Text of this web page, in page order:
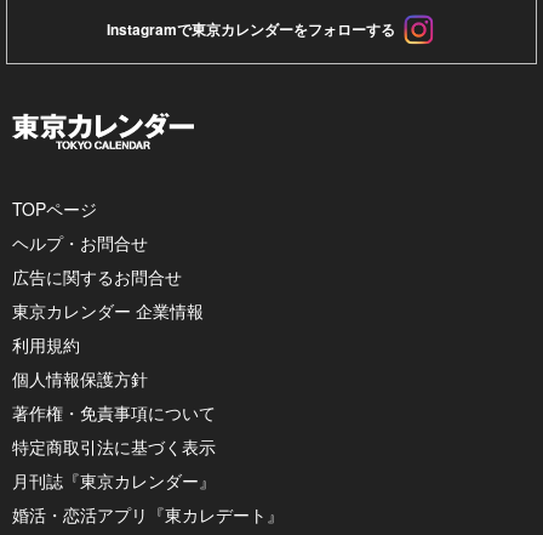
Instagramで東京カレンダーをフォローする
TOPページ
ヘルプ・お問合せ
広告に関するお問合せ
東京カレンダー 企業情報
利用規約
個人情報保護方針
著作権・免責事項について
特定商取引法に基づく表示
月刊誌『東京カレンダー』
婚活・恋活アプリ『東カレデート』